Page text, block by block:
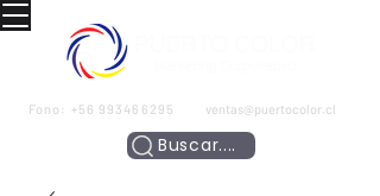
Fono: +56 993466295 ventas@puertocolor.cl
Buscar....